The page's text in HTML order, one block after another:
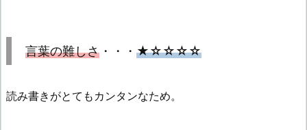
言葉の難しさ ・・・ ★☆☆☆☆
読み書きがとてもカンタンなため。